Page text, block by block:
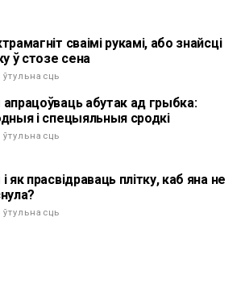
сваімі рукамі, або знайсці
ў стозе сена
ўтульнасць
абутак ад грыбка:
і спецыяльныя сродкі
ўтульнасць
як прасвідраваць плітку, каб яна не
ўтульнасць